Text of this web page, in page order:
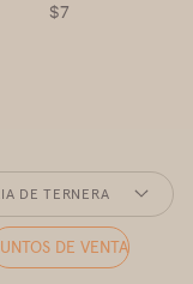
$7
DE TERNERA
DE VENTA